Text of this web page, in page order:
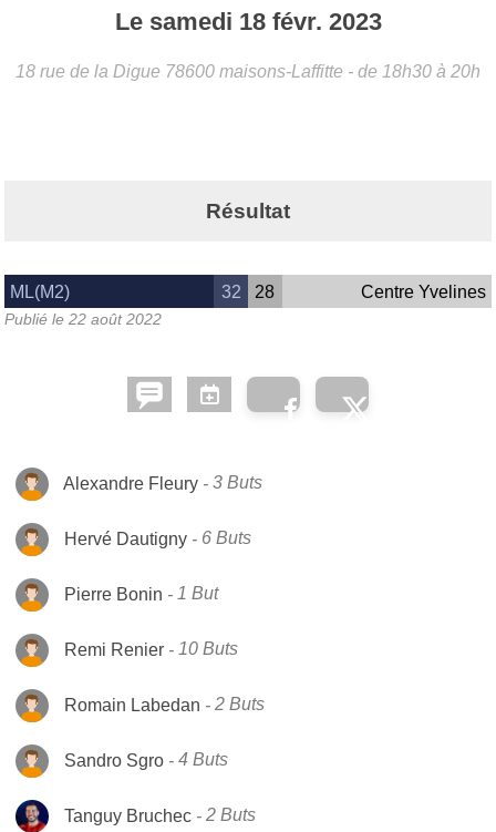
Le samedi 18 févr. 2023
18 rue de la Digue 78600 maisons-Laffitte - de 18h30 à 20h
Résultat
ML(M2) 32 28 Centre Yvelines
Publié le 22 août 2022
Alexandre Fleury 3 Buts
Hervé Dautigny 6 Buts
Pierre Bonin 1 But
Remi Renier 10 Buts
Romain Labedan 2 Buts
Sandro Sgro 4 Buts
Tanguy Bruchec 2 Buts